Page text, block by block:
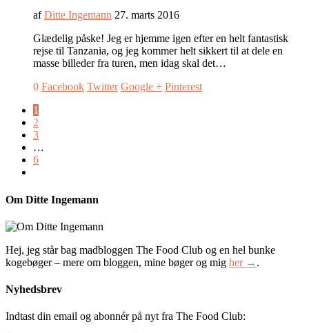
afDitte Ingemann 27. marts 2016
Glædelig påske! Jeg er hjemme igen efter en helt fantastisk
rejse til Tanzania, og jeg kommer helt sikkert til at dele en
masse billeder fra turen, men idag skal det…
0 Facebook Twitter Google + Pinterest
1
2
3
…
6
Om Ditte Ingemann
Hej, jeg står bag madbloggen The Food Club og en hel bunke
kogebøger – mere om bloggen, mine bøger og mig her → .
Nyhedsbrev
Indtast din email og abonnér på nyt fra The Food Club: